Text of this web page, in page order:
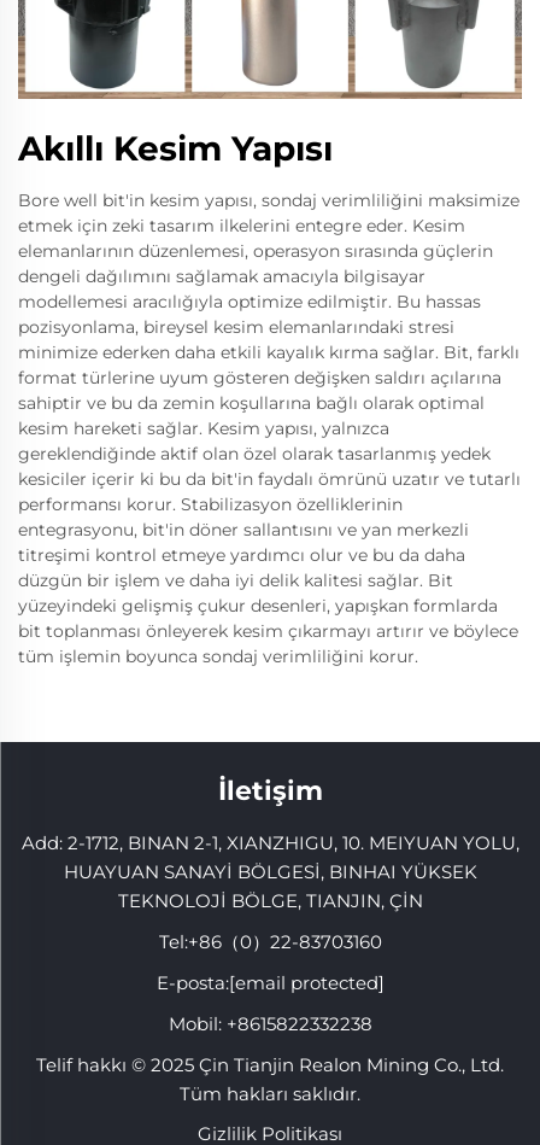
Akıllı Kesim Yapısı
Bore well bit'in kesim yapısı, sondaj verimliliğini maksimize
etmek için zeki tasarım ilkelerini entegre eder. Kesim
elemanlarının düzenlemesi, operasyon sırasında güçlerin
dengeli dağılımını sağlamak amacıyla bilgisayar
modellemesi aracılığıyla optimize edilmiştir. Bu hassas
pozisyonlama, bireysel kesim elemanlarındaki stresi
minimize ederken daha etkili kayalık kırma sağlar. Bit, farklı
format türlerine uyum gösteren değişken saldırı açılarına
sahiptir ve bu da zemin koşullarına bağlı olarak optimal
kesim hareketi sağlar. Kesim yapısı, yalnızca
gereklendiğinde aktif olan özel olarak tasarlanmış yedek
kesiciler içerir ki bu da bit'in faydalı ömrünü uzatır ve tutarlı
performansı korur. Stabilizasyon özelliklerinin
entegrasyonu, bit'in döner sallantısını ve yan merkezli
titreşimi kontrol etmeye yardımcı olur ve bu da daha
düzgün bir işlem ve daha iyi delik kalitesi sağlar. Bit
yüzeyindeki gelişmiş çukur desenleri, yapışkan formlarda
bit toplanması önleyerek kesim çıkarmayı artırır ve böylece
tüm işlemin boyunca sondaj verimliliğini korur.
İletişim
Add: 2-1712, BINAN 2-1, XIANZHIGU, 10. MEIYUAN YOLU,
HUAYUAN SANAYİ BÖLGESİ, BINHAI YÜKSEK
TEKNOLOJİ BÖLGE, TIANJIN, ÇİN
Tel:+86（0）22-83703160
E-posta:[email protected]
Mobil: +8615822332238
Telif hakkı © 2025 Çin Tianjin Realon Mining Co., Ltd.
Tüm hakları saklıdır.
Gizlilik Politikası